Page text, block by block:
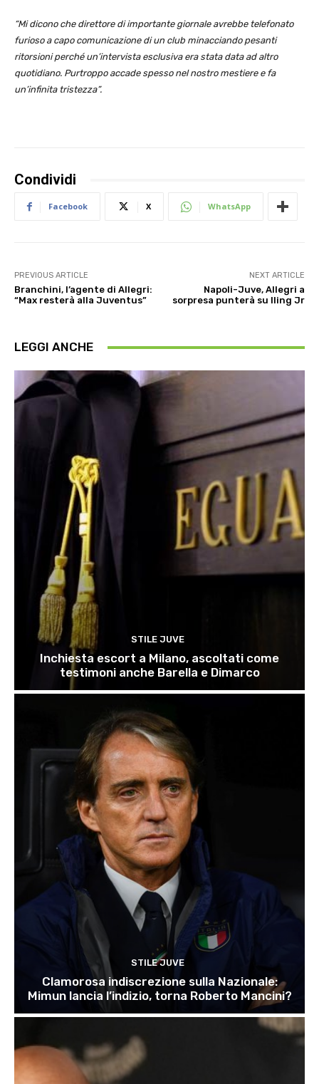
“Mi dicono che direttore di importante giornale avrebbe telefonato
furioso a capo comunicazione di un club minacciando pesanti
ritorsioni perché un’intervista esclusiva era stata data ad altro
quotidiano. Purtroppo accade spesso nel nostro mestiere e fa
un’infinita tristezza”.
Condividi
Facebook X WhatsApp
PREVIOUS ARTICLE
Branchini, l’agente di Allegri:
“Max resterà alla Juventus”
NEXT ARTICLE
Napoli-Juve, Allegri a
sorpresa punterà su Iling Jr
LEGGI ANCHE
STILE JUVE
Inchiesta escort a Milano, ascoltati come
testimoni anche Barella e Dimarco
STILE JUVE
Clamorosa indiscrezione sulla Nazionale:
Mimun lancia l’indizio, torna Roberto Mancini?